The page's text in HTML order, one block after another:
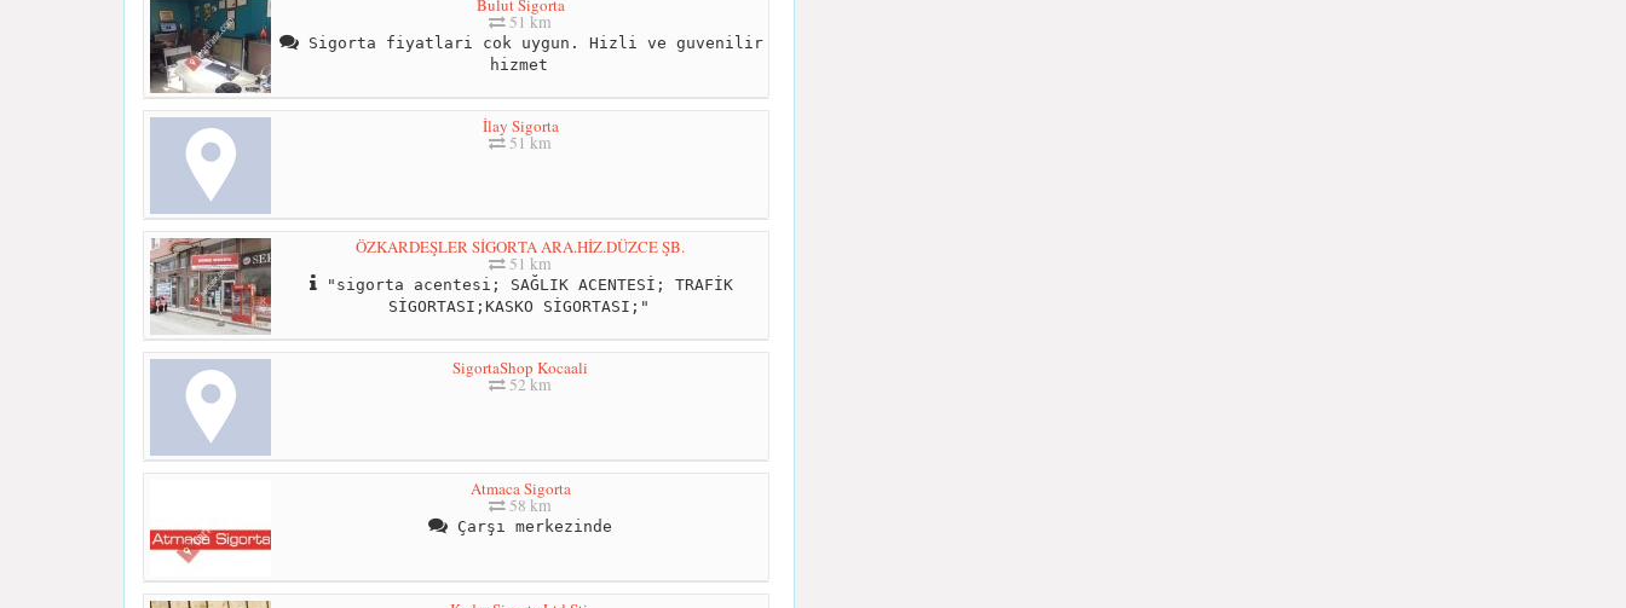
51 km
Sigorta fiyatlari cok uygun. Hizli ve guvenilir
hizmet
İlay Sigorta
51 km
ÖZKARDEŞLER SİGORTA ARA.HİZ.DÜZCE ŞB.
51 km
"sigorta acentesi; SAĞLIK ACENTESİ; TRAFİK
SİGORTASI;KASKO SİGORTASI;"
SigortaShop Kocaali
52 km
Atmaca Sigorta
58 km
Çarşı merkezinde